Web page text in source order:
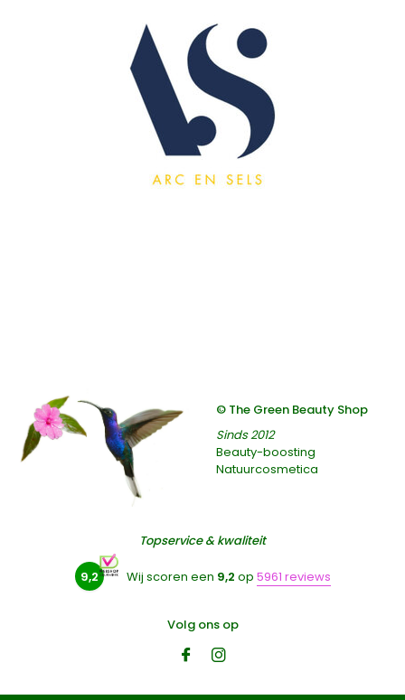
© The Green Beauty Shop
Sinds 2012
Beauty-boosting
Natuurcosmetica
Topservice & kwaliteit
9,2 Wij scoren een 9,2 op 5961 reviews
Volg ons op